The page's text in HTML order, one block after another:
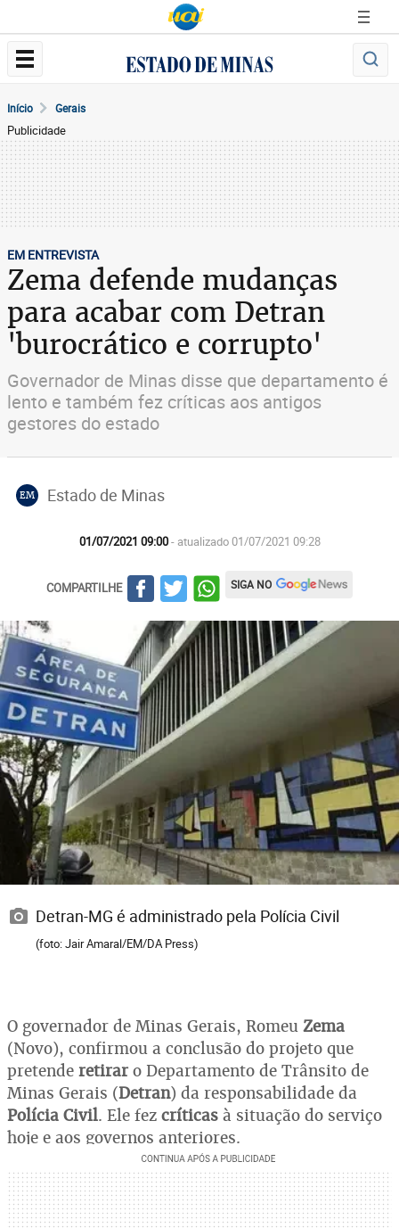
Início Gerais
Publicidade
EM ENTREVISTA
Zema defende mudanças
para acabar com Detran
'burocrático e corrupto'
Governador de Minas disse que departamento é
lento e também fez críticas aos antigos
gestores do estado
EM Estado de Minas
01/07/2021 09:00- atualizado 01/07/2021 09:28
COMPARTILHE SIGA NO
Detran-MG é administrado pela Polícia Civil
(foto: Jair Amaral/EM/DA Press)
O governador de Minas Gerais, Romeu Zema
(Novo), confirmou a conclusão do projeto que
pretende retirar o Departamento de Trânsito de
Minas Gerais (Detran) da responsabilidade da
Polícia Civil. Ele fez críticas à situação do serviço
hoje e aos governos anteriores.